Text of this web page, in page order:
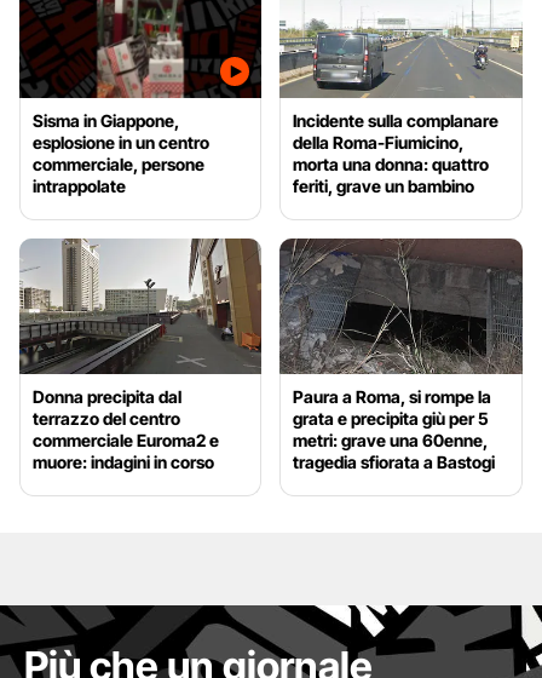
Sisma in Giappone,
esplosione in un centro
commerciale, persone
intrappolate
Incidente sulla complanare
della Roma-Fiumicino,
morta una donna: quattro
feriti, grave un bambino
Donna precipita dal
terrazzo del centro
commerciale Euroma2 e
muore: indagini in corso
Paura a Roma, si rompe la
grata e precipita giù per 5
metri: grave una 60enne,
tragedia sfiorata a Bastogi
Più che un giornale